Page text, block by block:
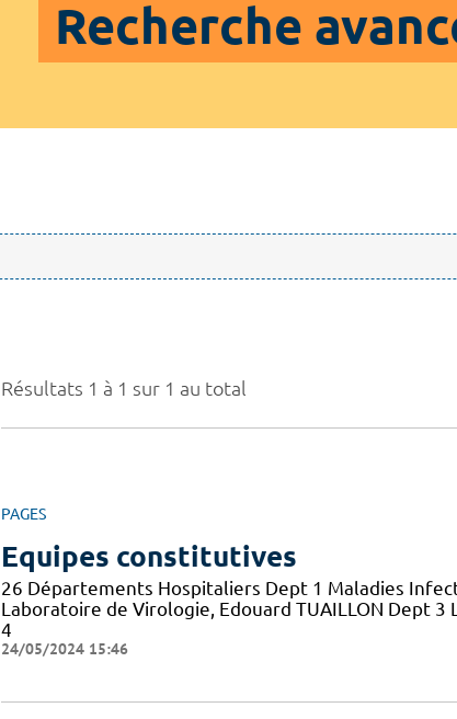
Recherche
Résultats 1 à 1 sur 1 au total
PAGES
Equipes constitutives
26 Départements Hospitaliers Dept 1 Maladies
Laboratoire de Virologie, Edouard TUAILLON Dept
4
24/05/2024 15:46